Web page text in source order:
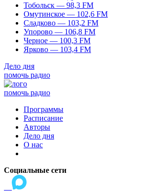
Тобольск — 98,3 FM
Омутинское — 102,6 FM
Сладково — 103,2 FM
Упорово — 106,8 FM
Черное — 100,3 FM
Ярково — 103,4 FM
Дело дня
помочь радио
помочь радио
Программы
Расписание
Авторы
Дело дня
О нас
Социальные сети